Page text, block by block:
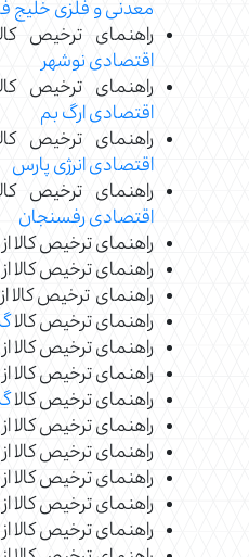
معدنی و فلزی خلیج
راهنمای ترخیص
اقتصادی نوشهر
راهنمای ترخیص
اقتصادی ارگ بم
راهنمای ترخیص
اقتصادی انرژی پارس
راهنمای ترخیص
اقتصادی رفسنجان
راهنمای ترخیص کالا از
راهنمای ترخیص کالا
راهنمای ترخیص کالا
راهنمای ترخیص کالا
راهنمای ترخیص کالا از
راهنمای ترخیص کالا از
راهنمای ترخیص کالا
راهنمای ترخیص کالا
راهنمای ترخیص کالا
راهنمای ترخیص کالا از
راهنمای ترخیص کالا از
راهنمای ترخیص کالا